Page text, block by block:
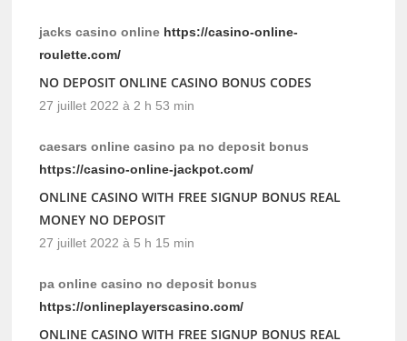
jacks casino online https://casino-online-
roulette.com/
NO DEPOSIT ONLINE CASINO BONUS CODES
27 juillet 2022 à 2 h 53 min
caesars online casino pa no deposit bonus
https://casino-online-jackpot.com/
ONLINE CASINO WITH FREE SIGNUP BONUS REAL
MONEY NO DEPOSIT
27 juillet 2022 à 5 h 15 min
pa online casino no deposit bonus
https://onlineplayerscasino.com/
ONLINE CASINO WITH FREE SIGNUP BONUS REAL